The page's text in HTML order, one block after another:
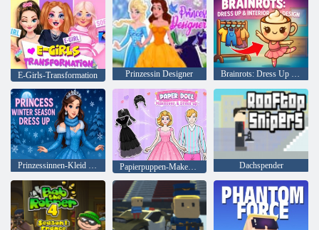
E-Girls-Transformation Prinzessin Designer Brainrots: Dress Up & Interior Design
Prinzessinnen-Kleid für die Wintersaison Papierpuppen-Makeover und-Verkleidung Dachspender